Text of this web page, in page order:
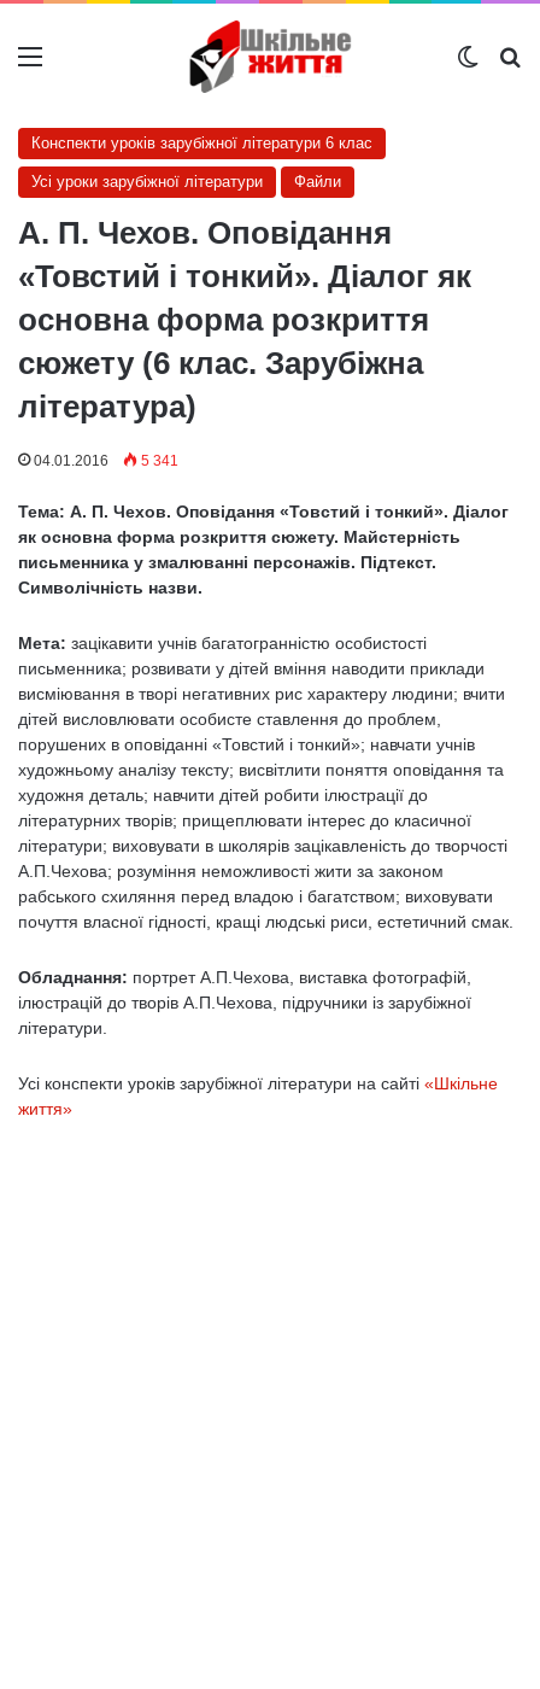
Меню
Конспекти уроків зарубіжної літератури 6 клас
Усі уроки зарубіжної літератури Файли
А. П. Чехов. Оповідання
«Товстий і тонкий». Діалог як
основна форма розкриття
сюжету (6 клас. Зарубіжна
література)
04.01.2016 5 341
Тема: А. П. Чехов. Оповідання «Товстий і тонкий». Діалог
як основна форма розкриття сюжету. Майстерність
письменника у змалюванні персонажів. Підтекст.
Символічність назви.
Мета: зацікавити учнів багатогранністю особистості
письменника; розвивати у дітей вміння наводити приклади
висміювання в творі негативних рис характеру людини; вчити
дітей висловлювати особисте ставлення до проблем,
порушених в оповіданні «Товстий і тонкий»; навчати учнів
художньому аналізу тексту; висвітлити поняття оповідання та
художня деталь; навчити дітей робити ілюстрації до
літературних творів; прищеплювати інтерес до класичної
літератури; виховувати в школярів зацікавленість до творчості
А.П.Чехова; розуміння неможливості жити за законом
рабського схиляння перед владою і багатством; виховувати
почуття власної гідності, кращі людські риси, естетичний смак.
Обладнання: портрет А.П.Чехова, виставка фотографій,
ілюстрацій до творів А.П.Чехова, підручники із зарубіжної
літератури.
Усі конспекти уроків зарубіжної літератури на сайті «Шкільне
життя»